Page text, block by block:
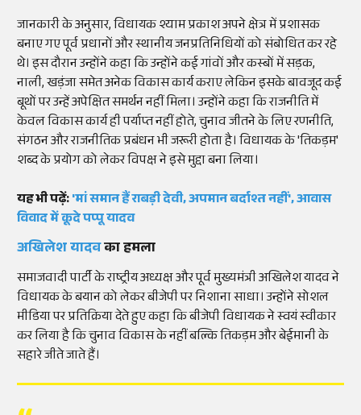
जानकारी के अनुसार, विधायक श्याम प्रकाश अपने क्षेत्र में प्रशासक
बनाए गए पूर्व प्रधानों और स्थानीय जनप्रतिनिधियों को संबोधित कर रहे
थे। इस दौरान उन्होंने कहा कि उन्होंने कई गांवों और कस्बों में सड़क,
नाली, खड़ंजा समेत अनेक विकास कार्य कराए लेकिन इसके बावजूद कई
बूथों पर उन्हें अपेक्षित समर्थन नहीं मिला। उन्होंने कहा कि राजनीति में
केवल विकास कार्य ही पर्याप्त नहीं होते, चुनाव जीतने के लिए रणनीति,
संगठन और राजनीतिक प्रबंधन भी जरूरी होता है। विधायक के 'तिकड़म'
शब्द के प्रयोग को लेकर विपक्ष ने इसे मुद्दा बना लिया।
यह भी पढ़ें:'मां समान हैं राबड़ी देवी, अपमान बर्दाश्त नहीं', आवास
विवाद में कूदे पप्पू यादव
अखिलेश यादवका हमला
समाजवादी पार्टी के राष्ट्रीय अध्यक्ष और पूर्व मुख्यमंत्री अखिलेश यादव ने
विधायक के बयान को लेकर बीजेपी पर निशाना साधा। उन्होंने सोशल
मीडिया पर प्रतिक्रिया देते हुए कहा कि बीजेपी विधायक ने स्वयं स्वीकार
कर लिया है कि चुनाव विकास के नहीं बल्कि तिकड़म और बेईमानी के
सहारे जीते जाते हैं।